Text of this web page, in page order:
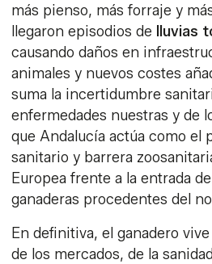
más pienso, más forraje y
llegaron episodios de
lluvias
causando daños en
animales y nuevos costes
suma la incertidumbre
enfermedades nuestras y de
que Andalucía actúa como el
sanitario y barrera
Europea frente a la entrada
ganaderas procedentes del
En definitiva, el ganadero
de los mercados, de la